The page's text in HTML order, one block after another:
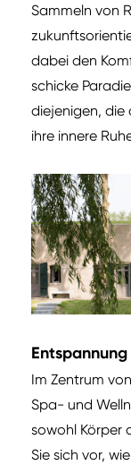
Sammeln von
dabei den
schicke
diejenigen, die
ihre innere
Im Zentrum
Spa- und
sowohl Körper
Sie sich vor,